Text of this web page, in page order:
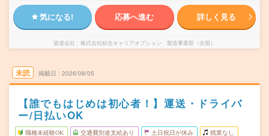
気になる! 応募へ進む 詳しく見る
派遣会社 株式会社綜合キャリアオプション 製造事業部（全国）
未読 掲載日 2026/08/05
【誰でもはじめは初心者！】運送・ドライバ
ー/日払いOK
職種未経験OK 交通費別途支給あり 土日祝日が休み 残業なし